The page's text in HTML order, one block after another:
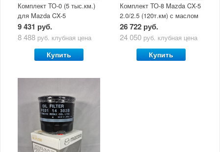
Комплект ТО-0 (5 тыс.км.)
для Mazda CX-5
(двигатель 2.0/2.5) с
маслом Mazda Original Oil
Ultra 5W30
9 431 руб.
8 488 руб. клубная цена
Купить
Комплект ТО-8 Mazda CX-5
2.0/2.5 (120т.км) с маслом
Mazda Original Oil Ultra
5W30
26 722 руб.
24 050 руб. клубная цена
Купить